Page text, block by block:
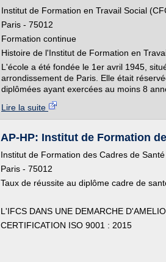
Institut de Formation en Travail Social
Paris - 75012
Formation continue
Histoire de l'Institut de Formation en
L'école a été fondée le 1er avril 1945,
arrondissement de Paris. Elle était
diplômées ayant exercées au moins 8
Lire la suite
AP-HP: Institut de Formation
Institut de Formation des Cadres de Santé
Paris - 75012
Taux de réussite au diplôme cadre de
L'IFCS DANS UNE DEMARCHE
CERTIFICATION ISO 9001 : 2015